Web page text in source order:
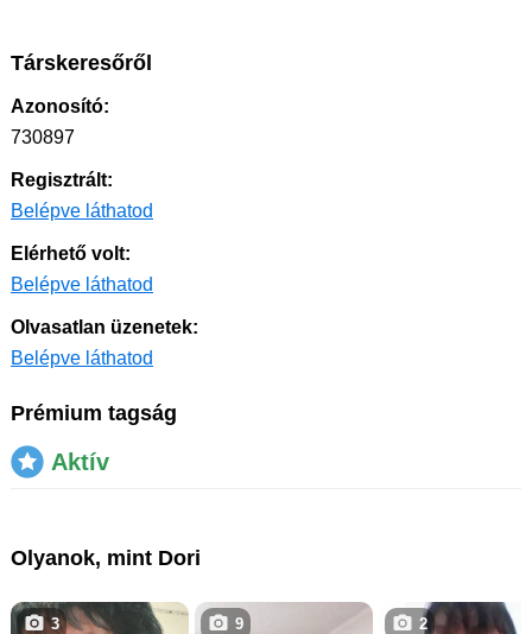
Társkeresőről
Azonosító:
730897
Regisztrált:
Belépve láthatod
Elérhető volt:
Belépve láthatod
Olvasatlan üzenetek:
Belépve láthatod
Prémium tagság
Aktív
Olyanok, mint Dori
3 9 2